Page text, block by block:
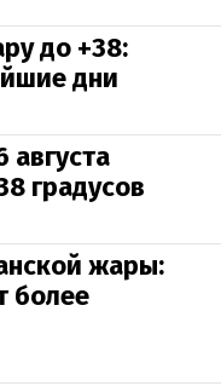
до +38:
дни
августа
градусов
жары:
более